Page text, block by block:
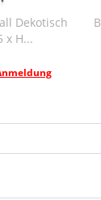
Beistelltisch
Hilton
EK Preise